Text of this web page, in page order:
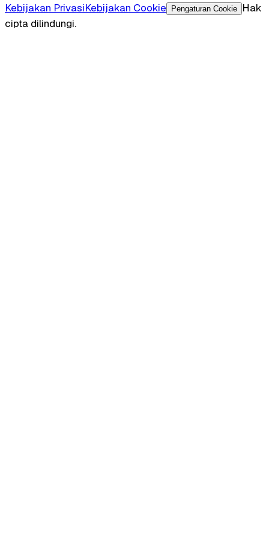
Kebijakan PrivasiKebijakan Cookie Pengaturan Cookie
Hak
cipta dilindungi.